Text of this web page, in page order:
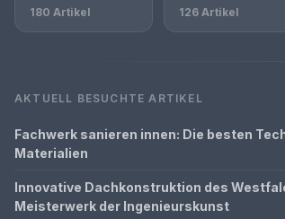
180 Artikel 126 Artikel
AKTUELL BESUCHTE ARTIKEL
Fachwerk sanieren innen: Die besten
Materialien
Innovative Dachkonstruktion des
Meisterwerk der Ingenieurskunst